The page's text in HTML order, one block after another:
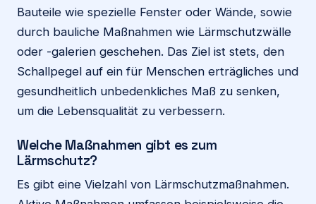
Bauteile wie spezielle Fenster oder Wände, sowie
durch bauliche Maßnahmen wie Lärmschutzwälle
oder -galerien geschehen. Das Ziel ist stets, den
Schallpegel auf ein für Menschen erträgliches und
gesundheitlich unbedenkliches Maß zu senken,
um die Lebensqualität zu verbessern.
Welche Maßnahmen gibt es zum
Lärmschutz?
Es gibt eine Vielzahl von Lärmschutzmaßnahmen.